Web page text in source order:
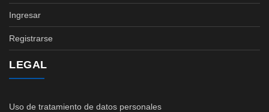
Ingresar
Registrarse
LEGAL
Uso de tratamiento de datos personales